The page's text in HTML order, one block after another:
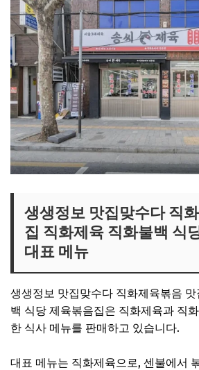
생생정보 맛집맞수다 직
집 직화제육 직화불백 식
대표 메뉴
생생정보 맛집맞수다 직화제육볶음
백 식당 제육볶음집은 직화제육과 직
한 식사 메뉴를 판매하고 있습니다.
대표 메뉴는 직화제육으로, 센불에서